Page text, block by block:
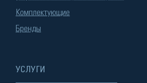
Комплектующие
Бренды
УСЛУГИ